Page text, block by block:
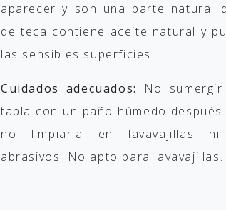
aparecer y son una parte natural
de teca contiene aceite natural y
las sensibles superficies.
Cuidados adecuados:
No
tabla con un paño húmedo
no limpiarla en lavavajillas ni
abrasivos. No apto para lavavajillas.